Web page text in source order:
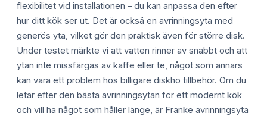
flexibilitet vid installationen – du kan anpassa den efter
hur ditt kök ser ut. Det är också en avrinningsyta med
generös yta, vilket gör den praktisk även för större disk.
Under testet märkte vi att vatten rinner av snabbt och att
ytan inte missfärgas av kaffe eller te, något som annars
kan vara ett problem hos billigare diskho tillbehör. Om du
letar efter den bästa avrinningsytan för ett modernt kök
och vill ha något som håller länge, är Franke avrinningsyta